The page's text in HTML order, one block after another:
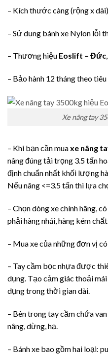
– Kích thước càng (rộng x
– Sử dụng bánh xe Nylon lỗi
– Thương hiệu Eoslift – Đức
– Bảo hành 12 tháng theo
Xe nâng tay
– Khi bạn cần muaxe nâng
nâng đúng tải trọng 3.5 tấn
định chuẩn nhất khối lượng
Nếu nâng <=3.5 tấn thì lựa
– Chọn dòng xe chính hãng,
phải hàng nhái, hàng kém
– Mua xe của những đơn vị
– Tay cầm bọc nhựa được
dụng. Tạo cảm giác thoải
dụng trong thời gian dài.
– Bên trong tay cầm chứa
nâng, dừng, hạ.
– Bánh xe bao gồm hai loại: